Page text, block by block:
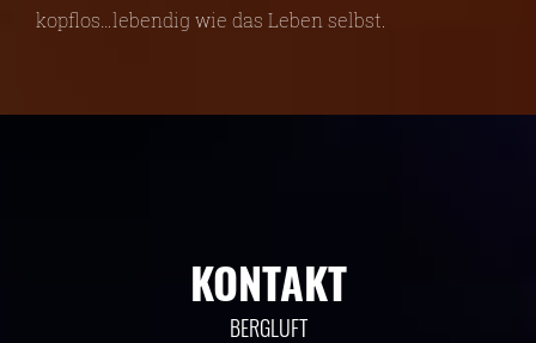
kopflos…lebendig wie das Leben selbst.
KONTAKT
BERGLUFT